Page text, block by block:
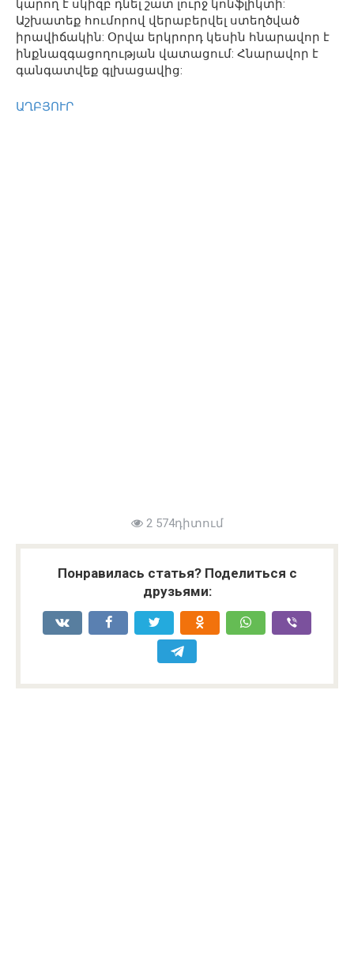
կարող է սկիզբ դնել շատ լուրջ կոնֆլիկտի:
Աշխատեք հումորով վերաբերվել ստեղծված
իրավիճակին: Օրվա երկրորդ կեսին հնարավոր է
ինքնազգացողության վատացում: Հնարավոր է
գանգատվեք գլխացավից:
ԱՂԲՅՈՒՐ
2 574դիտում
Понравилась статья? Поделиться с
друзьями: